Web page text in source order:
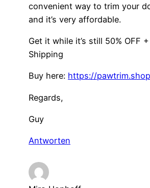
convenient way to trim your
and it’s very affordable.
Get it while it’s still 50% OFF +
Shipping
Buy here: https://pawtrim.shop
Regards,
Guy
Antworten